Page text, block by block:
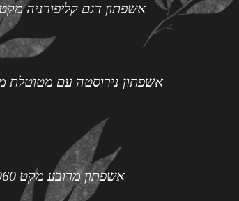
אשפתון דגם קליפורניה מקט
אשפתון נירוסטה עם מטוטלת מקט
אשפתון מרובע מקט 2060